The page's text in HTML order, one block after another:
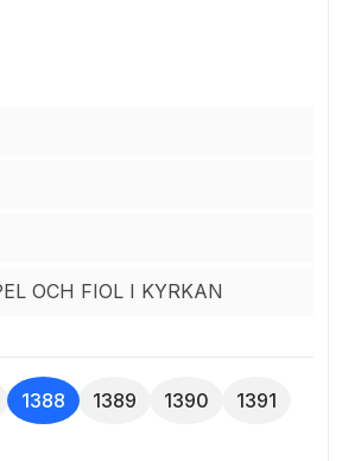
OCH FIOL I KYRKAN
1388 1389 1390
1391